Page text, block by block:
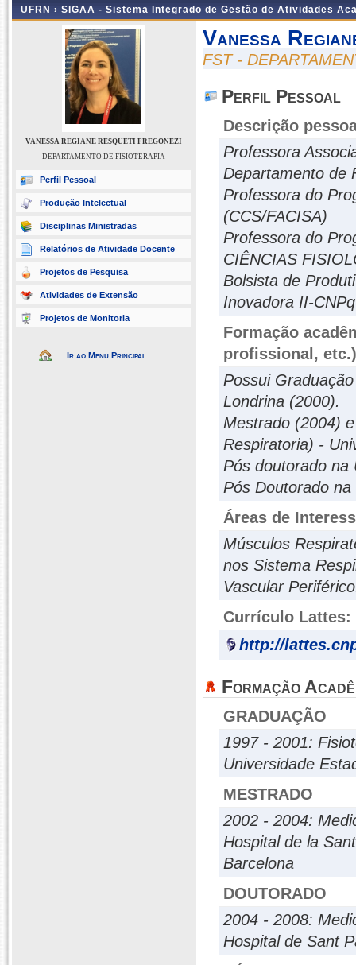
UFRN › SIGAA - Sistema Integrado de Gestão de Atividades
VANESSA REGIANE RESQUETI FREGONEZI
DEPARTAMENTO DE FISIOTERAPIA
Perfil Pessoal
Produção Intelectual
Disciplinas Ministradas
Relatórios de Atividade Docente
Projetos de Pesquisa
Atividades de Extensão
Projetos de Monitoria
Ir ao Menu Principal
Vanessa
FST -
Perfil Pessoal
Descrição
Professora
Departamento de
Professora do
(CCS/FACISA)
Professora do
CIÊNCIAS
Bolsista de
Inovadora II-CNPq
Formação
profissional, etc.)
Possui
Londrina (2000).
Mestrado (2004)
Respiratoria) -
Pós doutorado na
Pós Doutorado
Áreas de
Músculos
nos Sistema
Vascular
Currículo Lattes:
http://
Formação
GRADUAÇÃO
1997 - 2001:
Universidade
MESTRADO
2002 - 2004:
Hospital de la
Barcelona
DOUTORADO
2004 - 2008:
Hospital de Sant